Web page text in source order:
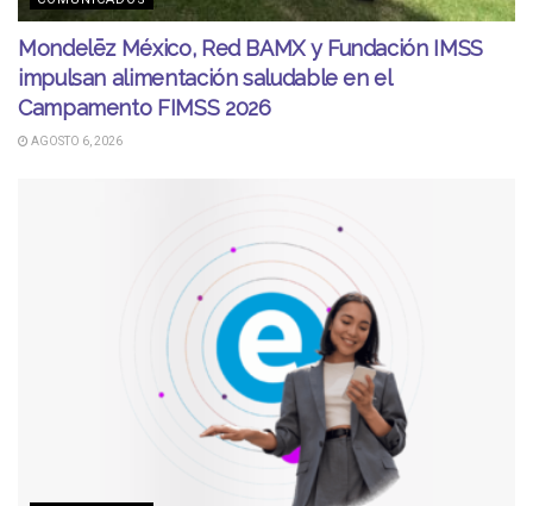
Mondelēz México, Red BAMX y Fundación IMSS
impulsan alimentación saludable en el
Campamento FIMSS 2026
AGOSTO 6, 2026